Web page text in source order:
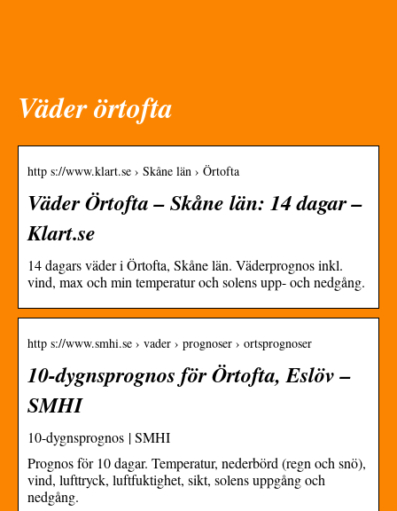
Väder örtofta
http s://www.klart.se › Skåne län › Örtofta
Väder Örtofta – Skåne län: 14 dagar –
Klart.se
14 dagars väder i Örtofta, Skåne län. Väderprognos inkl.
vind, max och min temperatur och solens upp- och nedgång.
http s://www.smhi.se › vader › prognoser › ortsprognoser
10-dygnsprognos för Örtofta, Eslöv –
SMHI
10-dygnsprognos | SMHI
Prognos för 10 dagar. Temperatur, nederbörd (regn och snö),
vind, lufttryck, luftfuktighet, sikt, solens uppgång och
nedgång.